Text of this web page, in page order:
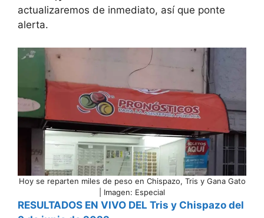
actualizaremos de inmediato, así que ponte
alerta.
Hoy se reparten miles de peso en Chispazo, Tris y Gana Gato
| Imagen: Especial
RESULTADOS EN VIVO DEL Tris y Chispazo del